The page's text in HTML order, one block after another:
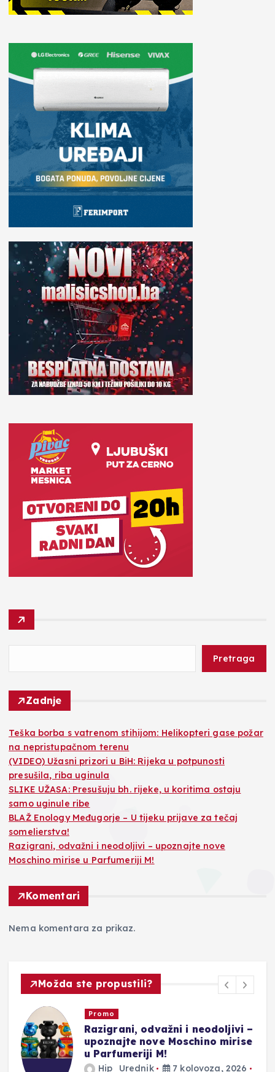
Pretraga
Zadnje
Teška borba s vatrenom stihijom: Helikopteri gase požar
na nepristupačnom terenu
(VIDEO) Užasni prizori u BiH: Rijeka u potpunosti
presušila, riba uginula
SLIKE UŽASA: Presušuju bh. rijeke, u koritima ostaju
samo uginule ribe
BLAŽ Enology Međugorje – U tijeku prijave za tečaj
somelierstva!
Razigrani, odvažni i neodoljivi – upoznajte nove
Moschino mirise u Parfumeriji M!
Komentari
Nema komentara za prikaz.
Možda ste propustili?
Promo
Razigrani, odvažni i neodoljivi –
upoznajte nove Moschino mirise
u Parfumeriji M!
Hip_Urednik 7 kolovoza, 2026